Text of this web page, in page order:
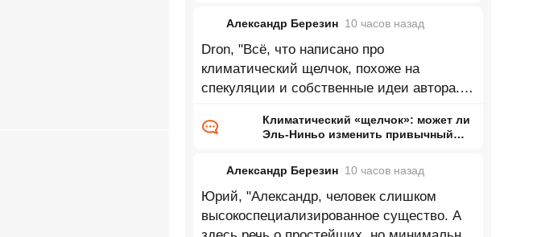
Александр Березин 10 часов назад
Dron, "Всё, что написано про
климатический щелчок, похоже на
спекуляции и собственные идеи автора.
предсказывающихКлиматический «щелчок»: может ли
Эль-Ниньо изменить привычный
Александр Березин 10 часов назад
Юрий, "Александр, человек слишком
высокоспециализированное существо. А